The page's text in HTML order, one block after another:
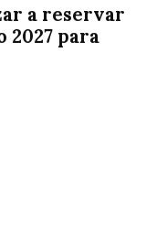
a reservar
2027 para